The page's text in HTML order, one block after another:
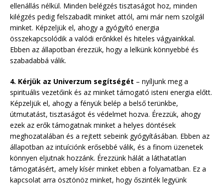
ellenállás nélkül. Minden belégzés tisztaságot hoz, minden
kilégzés pedig felszabadít minket attól, ami már nem szolgál
minket. Képzeljük el, ahogy a gyógyító energia
összekapcsolódik a valódi erőnkkel és hiteles vágyainkkal.
Ebben az állapotban érezzük, hogy a lelkünk könnyebbé és
szabadabbá válik.
4. Kérjük az Univerzum segítségét – nyíljunk meg a
spirituális vezetőink és az minket támogató isteni energia előtt.
Képzeljük el, ahogy a fényük belép a belső terünkbe,
útmutatást, tisztaságot és védelmet hozva. Érezzük, ahogy
ezek az erők támogatnak minket a helyes döntések
meghozatalában és a rejtett sebeink gyógyításában. Ebben az
állapotban az intuíciónk erősebbé válik, és a finom üzenetek
könnyen eljutnak hozzánk. Érezzünk hálát a láthatatlan
támogatásért, amely kísér minket ebben a folyamatban. Ez a
kapcsolat arra ösztönöz minket, hogy őszinték legyünk